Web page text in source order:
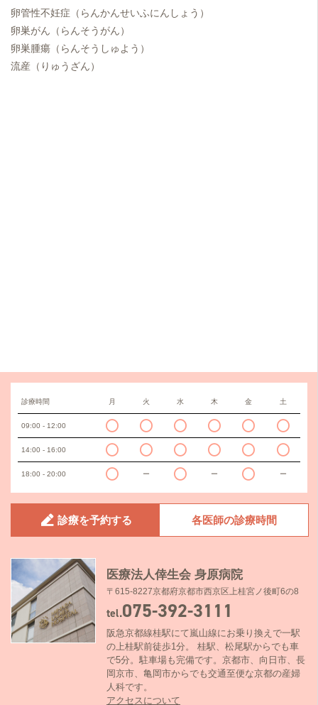
卵管性不妊症（らんかんせいふにんしょう）
卵巣がん（らんそうがん）
卵巣腫瘍（らんそうしゅよう）
流産（りゅうざん）
診療時間 月 火 水 木 金 土
09:00 - 12:00
14:00 - 16:00
18:00 - 20:00 ー ー ー
診療を予約する 各医師の診療時間
医療法人倖生会 身原病院
〒615-8227京都府京都市西京区上桂宮ノ後町6の8
tel.075-392-3111
阪急京都線桂駅にて嵐山線にお乗り換えで一駅
の上桂駅前徒歩1分。 桂駅、松尾駅からでも車
で5分。駐車場も完備です。京都市、向日市、長
岡京市、亀岡市からでも交通至便な京都の産婦
人科です。
アクセスについて